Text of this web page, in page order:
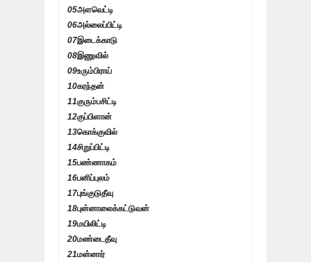
05அளவெட்டி
06அல்லைப்பிட்டி
07இடைக்காடு
08இணுவில்
09உரும்பிராய்
10கரந்தன்
11குரும்பசிட்டி
12குப்பிளான்
13கொக்குவில்
14சிறுப்பிட்டி
15பண்ணாகம்
16பனிப்புலம்
17புங்குடுதீவு
18புன்னாலைக்கட்டுவன்
19மயிலிட்டி
20மண்டைதீவு
21மன்னார்